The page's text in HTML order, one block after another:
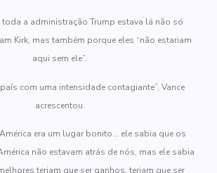
toda a administração Trump estava lá não só
Kirk, mas também porque eles “não estariam
aqui sem ele”.
com uma intensidade contagiante”, Vance
acrescentou.
era um lugar bonito… ele sabia que os
não estavam atrás de nós, mas ele sabia
teriam que ser ganhos, teriam que ser